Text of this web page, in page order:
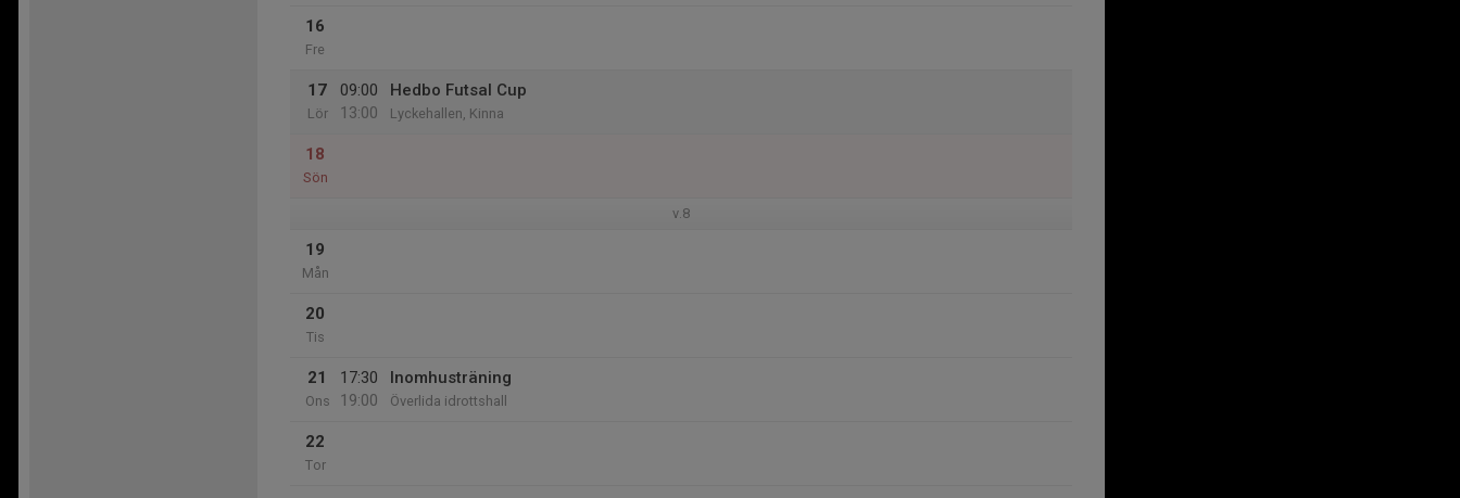
16
Fre
17
Lör
09:00
13:00
Hedbo Futsal Cup
Lyckehallen, Kinna
18
Sön
v.8
19
Mån
20
Tis
21
Ons
17:30
19:00
Inomhusträning
Överlida idrottshall
22
Tor